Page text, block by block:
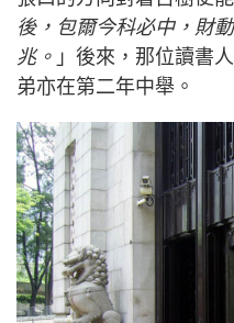
後，包爾今科必中，財
兆。 」後來，那位讀書
弟亦在第二年中舉。